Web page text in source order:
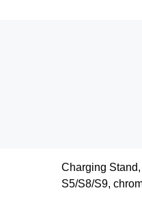
Charging Stand,
S5/S8/S9,